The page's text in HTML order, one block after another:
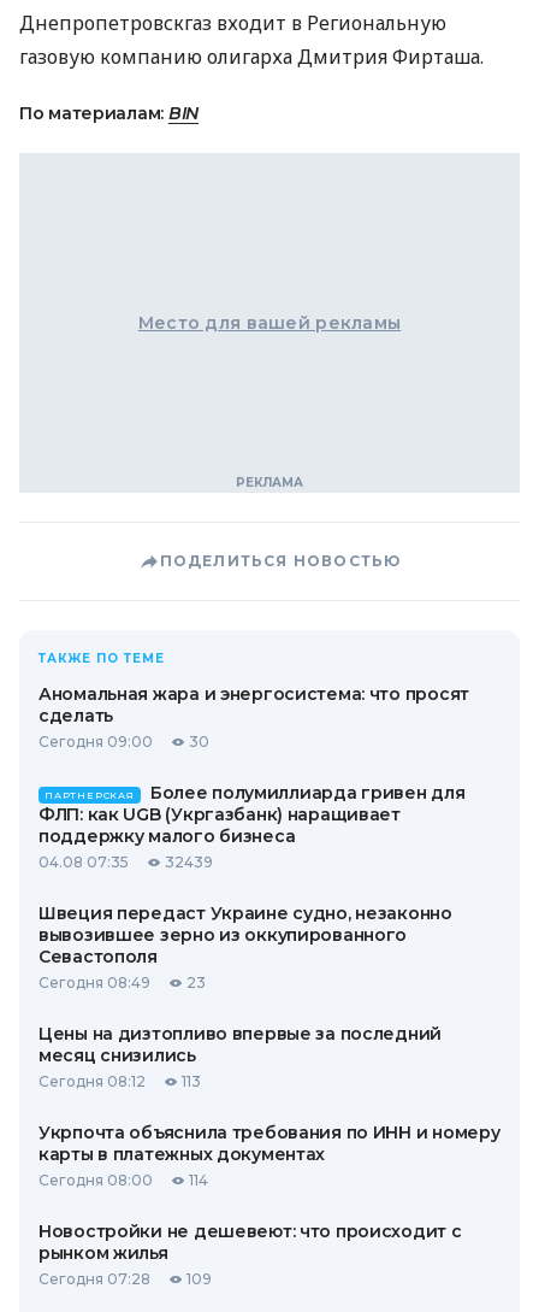
Днепропетровскгаз входит в Региональную
газовую компанию олигарха Дмитрия Фирташа.
По материалам: BIN
Место для вашей рекламы
ПОДЕЛИТЬСЯ НОВОСТЬЮ
ТАКЖЕ ПО ТЕМЕ
Аномальная жара и энергосистема: что просят
сделать
Сегодня 09:00 30
ПАРТНЕРСКАЯ
Более полумиллиарда гривен для
ФЛП: как UGB (Укргазбанк) наращивает
поддержку малого бизнеса
04.08 07:35 32439
Швеция передаст Украине судно, незаконно
вывозившее зерно из оккупированного
Севастополя
Сегодня 08:49 23
Цены на дизтопливо впервые за последний
месяц снизились
Сегодня 08:12 113
Укрпочта объяснила требования по ИНН и номеру
карты в платежных документах
Сегодня 08:00 114
Новостройки не дешевеют: что происходит с
рынком жилья
Сегодня 07:28 109